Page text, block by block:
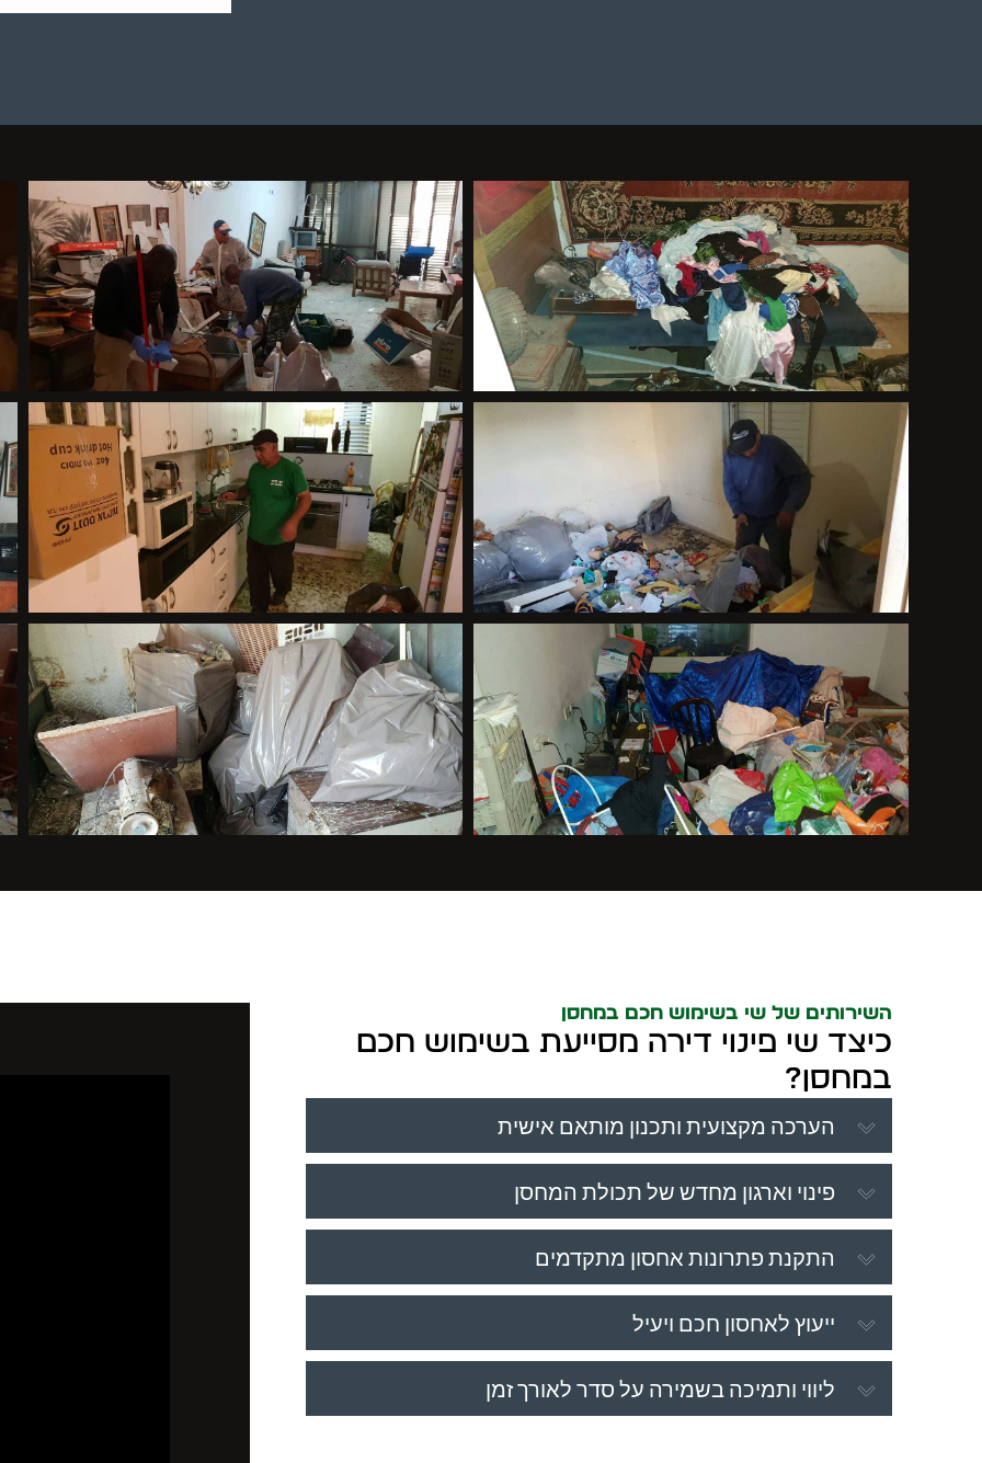
השירותים של שי בשימוש חכם במחסן
כיצד שי פינוי דירה מסייעת בשימוש חכם
במחסן?
הערכה מקצועית ותכנון מותאם אישית
פינוי וארגון מחדש של תכולת המחסן
התקנת פתרונות אחסון מתקדמים
ייעוץ לאחסון חכם ויעיל
ליווי ותמיכה בשמירה על סדר לאורך זמן